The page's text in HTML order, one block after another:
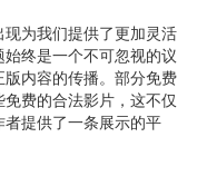
为我们提供了更加灵活
终是一个不可忽视的议
内容的传播。部分免费
费的合法影片，这不仅
提供了一条展示的平